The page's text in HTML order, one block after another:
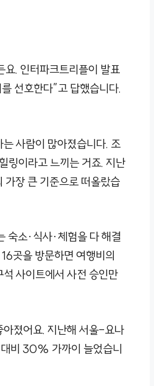
요. 인터파크트리플이 발표
선호한다”고 답했습니다.
사람이 많아졌습니다. 조
링이라고 느끼는 거죠. 지난
가장 큰 기준으로 떠올랐습
숙소·식사·체험을 다 해결
곳을 방문하면 여행비의
사이트에서 사전 승인만
아졌어요. 지난해 서울-요나
비 30% 가까이 늘었습니